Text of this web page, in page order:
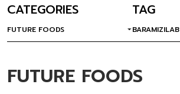
CATEGORIES
FUTURE FOODS
TAG
BARAMIZILAB
FUTURE FOODS